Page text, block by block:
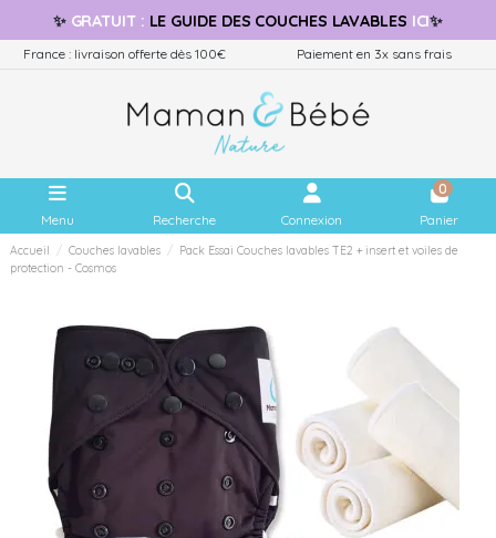
✨ GRATUIT: LE GUIDE DES COUCHES LAVABLES ICI✨
France : livraison offerte dès 100€ Paiement en 3x sans frais
Menu Recherche Connexion
0
Panier
Accueil Couches lavables
Pack Essai Couches lavables TE2 + insert et voiles de
protection - Cosmos